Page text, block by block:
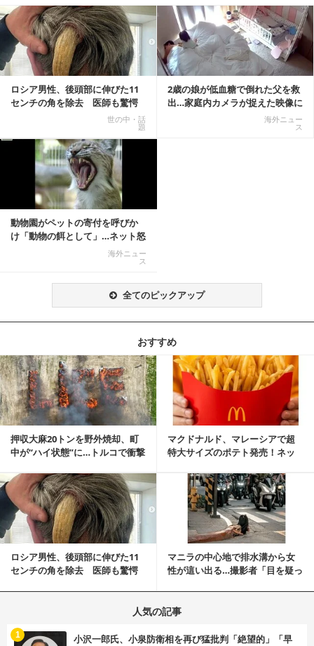
ロシア男性、後頭部に伸びた11
センチの角を除去 医師も驚愕
世の中・話
題
2歳の娘が低血糖で倒れた父を救
出…家庭内カメラが捉えた映像に
海外ニュー
ス
記事を読む
動物園がペットの寄付を呼びか
け「動物の餌として」…ネット怒
海外ニュー
ス
全てのピックアップ
おすすめ
押収大麻20トンを野外焼却、町
中が“ハイ状態”に…トルコで衝撃
マクドナルド、マレーシアで超
特大サイズのポテト発売！ネッ
記事を読む
ロシア男性、後頭部に伸びた11
センチの角を除去 医師も驚愕
マニラの中心地で排水溝から女
性が這い出る…撮影者「目を疑っ
記事を読む
人気の記事
小沢一郎氏、小泉防衛相を再び猛批判「絶望的」「早
1